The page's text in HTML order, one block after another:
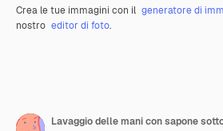
Crea le tue immagini con il generatore di
nostro editor di foto.